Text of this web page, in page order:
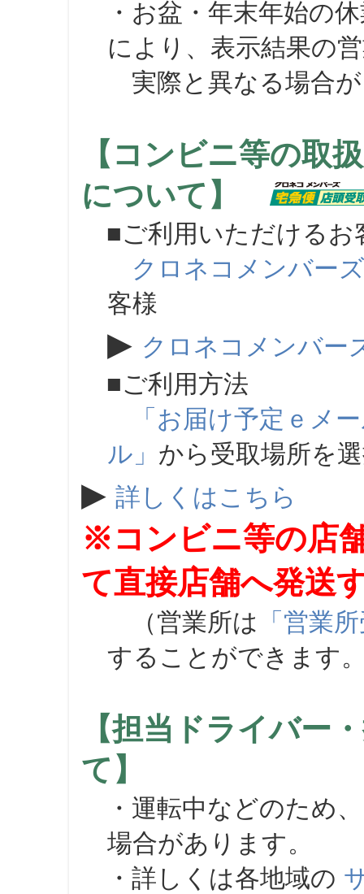
・お盆・年末年始の
により、表示結果の
実際と異なる場合が
【コンビニ等の取
について】
■ご利用いただけるお
クロネコメンバーズ
客様
▶ クロネコメンバー
■ご利用方法
「お届け予定ｅメ
ル」 から受取場所を
▶ 詳しくはこちら
※コンビニ等の店
て直接店舗へ発送
（営業所は 「営業
することができます
【担当ドライバー
て】
・運転中などのため
場合があります。
・詳しくは各地域の